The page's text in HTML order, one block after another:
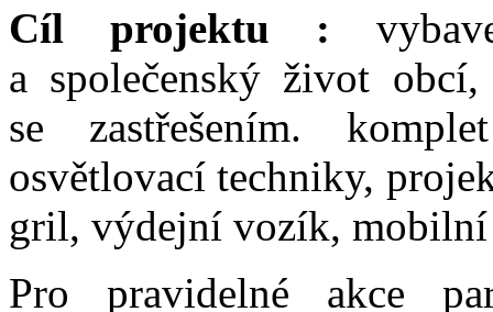
Cíl projektu :
a společenský život
se zastřešením.
osvětlovací techniky,
gril, výdejní vozík,
Pro pravidelné akce